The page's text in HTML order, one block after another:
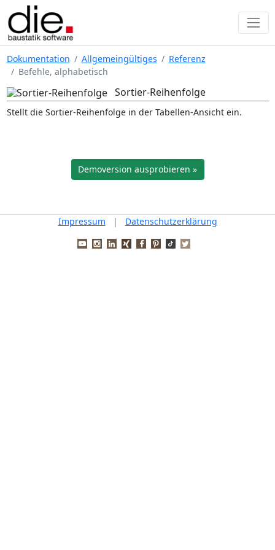
Dokumentation Allgemeingültiges
Referenz
Befehle, alphabetisch
Sortier-Reihenfolge
Stellt die Sortier-Reihenfolge in der Tabellen-Ansicht ein.
Demoversion ausprobieren »
Impressum | Datenschutzerklärung